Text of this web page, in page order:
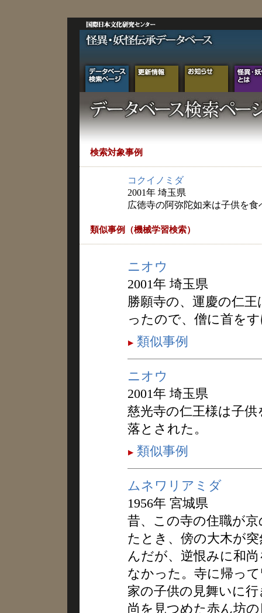
検索対象事例
コクイノミダ
2001年 埼玉県
広徳寺の阿弥陀如来は子供を
類似事例（機械学習検索）
ニオウ
2001年 埼玉県
勝願寺の、運慶の仁
ったので、僧に首を
類似事例
ニオウ
2001年 埼玉県
慈光寺の仁王様は子
落とされた。
類似事例
ムネワリアミダ
1956年 宮城県
昔、この寺の住職が
たとき、傍の大木が
んだが、逆恨みに和
なかった。寺に帰っ
家の子供の見舞いに
尚を見つめた赤ん坊